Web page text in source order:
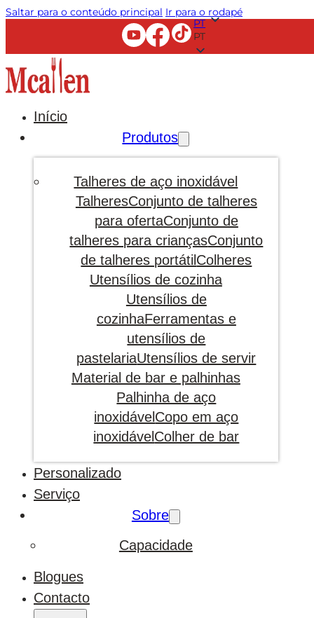
Saltar para o conteúdo principal Ir para o rodapé
PT
PT
Início
Produtos
Talheres de aço inoxidável
TalheresConjunto de talheres
para ofertaConjunto de
talheres para criançasConjunto
de talheres portátil Colheres
Utensílios de cozinha
Utensílios de
cozinhaFerramentas e
utensílios de
pastelariaUtensílios de servir
Material de bar e palhinhas
Palhinha de aço
inoxidável Copo em aço
inoxidável Colher de bar
Personalizado
Serviço
Sobre
Capacidade
Blogues
Contacto